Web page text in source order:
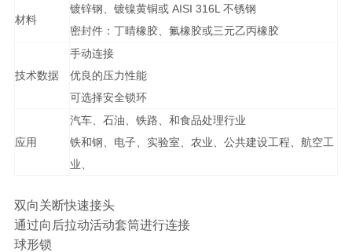
材料
镀锌钢、镀镍黄铜或 AISI 316L 不锈钢
密封件：丁晴橡胶、氟橡胶或三元乙丙橡胶
技术数据
手动连接
优良的压力性能
可选择安全锁环
应用
汽车、石油、铁路、和食品处理行业
铁和钢、电子、实验室、农业、公共建设工程、航空工
业、
双向关断快速接头
通过向后拉动活动套筒进行连接
球形锁